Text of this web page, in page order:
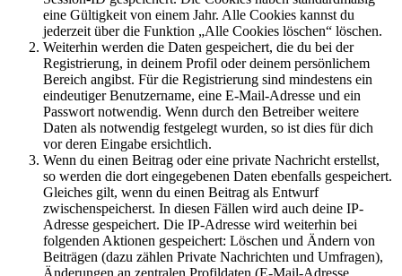
eine Gültigkeit von einem Jahr. Alle Cookies kannst du
jederzeit über die Funktion „Alle Cookies löschen“ löschen.
Weiterhin werden die Daten gespeichert, die du bei der
Registrierung, in deinem Profil oder deinem persönlichem
Bereich angibst. Für die Registrierung sind mindestens ein
eindeutiger Benutzername, eine E-Mail-Adresse und ein
Passwort notwendig. Wenn durch den Betreiber weitere
Daten als notwendig festgelegt wurden, so ist dies für dich
vor deren Eingabe ersichtlich.
Wenn du einen Beitrag oder eine private Nachricht erstellst,
so werden die dort eingegebenen Daten ebenfalls gespeichert.
Gleiches gilt, wenn du einen Beitrag als Entwurf
zwischenspeicherst. In diesen Fällen wird auch deine IP-
Adresse gespeichert. Die IP-Adresse wird weiterhin bei
folgenden Aktionen gespeichert: Löschen und Ändern von
Beiträgen (dazu zählen Private Nachrichten und Umfragen),
Änderungen an zentralen Profildaten (E-Mail-Adresse,